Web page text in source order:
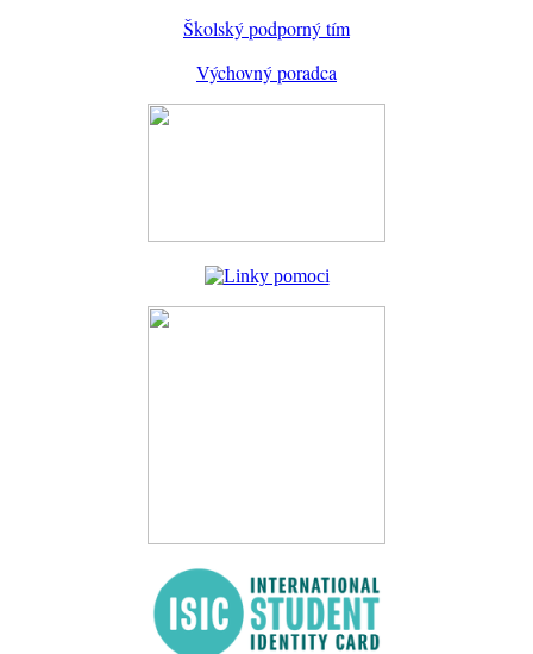
Školský podporný tím
Výchovný poradca